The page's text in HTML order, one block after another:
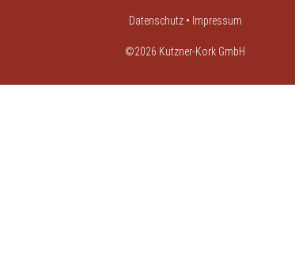
Datenschutz• Impressum
©2026 Kutzner-Kork GmbH